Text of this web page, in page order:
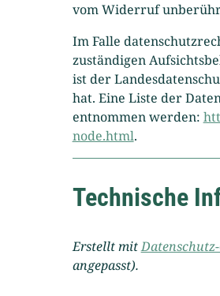
vom Widerruf
Im Falle
zuständigen
ist der
hat. Eine Liste der
entnommen werden:
node.html.
Technische
Erstellt mit
angepasst).